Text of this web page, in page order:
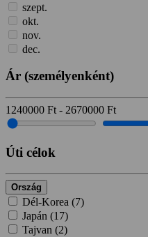
szept.
okt.
nov.
dec.
Ár (személyenként)
1240000 Ft - 2670000 Ft
Úti célok
Ország
Dél-Korea (7)
Japán (17)
Tajvan (2)